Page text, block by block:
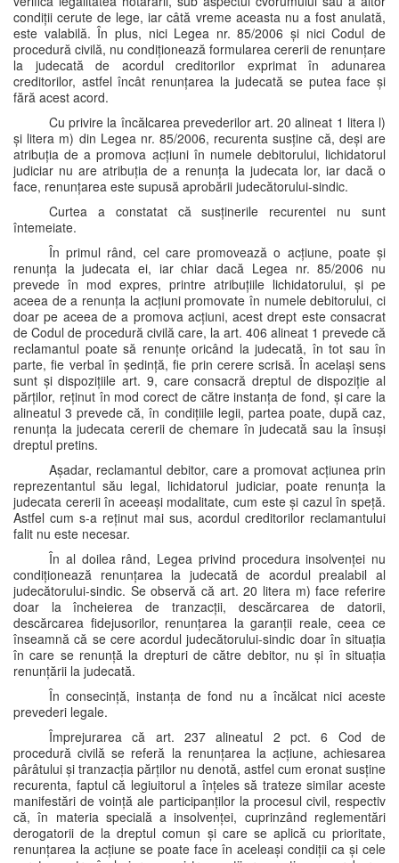
condiții cerute de lege, iar câtă vreme aceasta nu a fost anulată,
este valabilă. În plus, nici Legea nr. 85/2006 și nici Codul de
procedură civilă, nu condiționează formularea cererii de renunțare
la judecată de acordul creditorilor exprimat în adunarea
creditorilor, astfel încât renunțarea la judecată se putea face și
fără acest acord.
Cu privire la încălcarea prevederilor art. 20 alineat 1 litera l)
și litera m) din Legea nr. 85/2006, recurenta susține că, deși are
atribuția de a promova acțiuni în numele debitorului, lichidatorul
judiciar nu are atribuția de a renunța la judecata lor, iar dacă o
face, renunțarea este supusă aprobării judecătorului-sindic.
Curtea a constatat că susținerile recurentei nu sunt
întemeiate.
În primul rând, cel care promovează o acțiune, poate și
renunța la judecata ei, iar chiar dacă Legea nr. 85/2006 nu
prevede în mod expres, printre atribuțiile lichidatorului, și pe
aceea de a renunța la acțiuni promovate în numele debitorului, ci
doar pe aceea de a promova acțiuni, acest drept este consacrat
de Codul de procedură civilă care, la art. 406 alineat 1 prevede că
reclamantul poate să renunțe oricând la judecată, în tot sau în
parte, fie verbal în ședință, fie prin cerere scrisă. În același sens
sunt și dispozițiile art. 9, care consacră dreptul de dispoziție al
părților, reținut în mod corect de către instanța de fond, și care la
alineatul 3 prevede că, în condițiile legii, partea poate, după caz,
renunța la judecata cererii de chemare în judecată sau la însuși
dreptul pretins.
Așadar, reclamantul debitor, care a promovat acțiunea prin
reprezentantul său legal, lichidatorul judiciar, poate renunța la
judecata cererii în aceeași modalitate, cum este și cazul în speță.
Astfel cum s-a reținut mai sus, acordul creditorilor reclamantului
falit nu este necesar.
În al doilea rând, Legea privind procedura insolvenței nu
condiționează renunțarea la judecată de acordul prealabil al
judecătorului-sindic. Se observă că art. 20 litera m) face referire
doar la încheierea de tranzacții, descărcarea de datorii,
descărcarea fidejusorilor, renunțarea la garanții reale, ceea ce
înseamnă că se cere acordul judecătorului-sindic doar în situația
în care se renunță la drepturi de către debitor, nu și în situația
renunțării la judecată.
În consecință, instanța de fond nu a încălcat nici aceste
prevederi legale.
Împrejurarea că art. 237 alineatul 2 pct. 6 Cod de
procedură civilă se referă la renunțarea la acțiune, achiesarea
pârâtului și tranzacția părților nu denotă, astfel cum eronat susține
recurenta, faptul că legiuitorul a înțeles să trateze similar aceste
manifestări de voință ale participanților la procesul civil, respectiv
că, în materia specială a insolvenței, cuprinzând reglementări
derogatorii de la dreptul comun și care se aplică cu prioritate,
renunțarea la acțiune se poate face în aceleași condiții ca și cele